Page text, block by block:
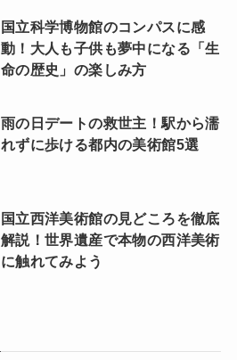
国立科学博物館のコンパスに感
動！大人も子供も夢中になる「生
命の歴史」の楽しみ方
雨の日デートの救世主！駅から濡
れずに歩ける都内の美術館5選
国立西洋美術館の見どころを徹底
解説！世界遺産で本物の西洋美術
に触れてみよう